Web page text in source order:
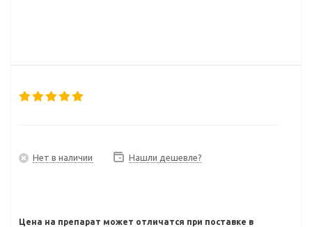
Нет в наличии Нашли дешевле?
Цена на препарат может отличатся при поставке в